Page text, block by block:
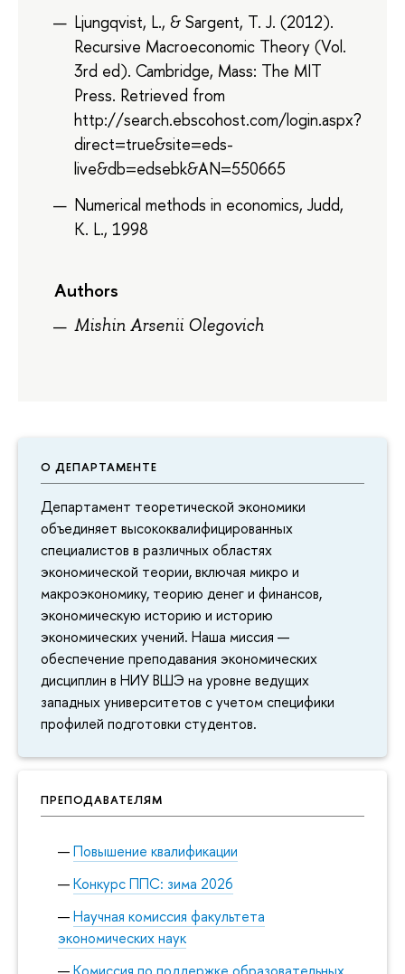
О ДЕПАРТАМЕНТЕ
Департамент теоретической экономики
объединяет высококвалифицированных
специалистов в различных областях
экономической теории, включая микро и
макроэкономику, теорию денег и финансов,
экономическую историю и историю
экономических учений. Наша миссия —
обеспечение преподавания экономических
дисциплин в НИУ ВШЭ на уровне ведущих
западных университетов с учетом специфики
профилей подготовки студентов.
ПРЕПОДАВАТЕЛЯМ
Повышение квалификации
Конкурс ППС: зима 2026
Научная комиссия факультета
экономических наук
Ljungqvist, L., & Sargent, T. J. (2012).
Recursive Macroeconomic Theory (Vol.
3rd ed). Cambridge, Mass: The MIT
Press. Retrieved from
http://search.ebscohost.com/login.aspx?
direct=true&site=eds-
live&db=edsebk&AN=550665
Numerical methods in economics, Judd,
K. L., 1998
Authors
Mishin Arsenii Olegovich